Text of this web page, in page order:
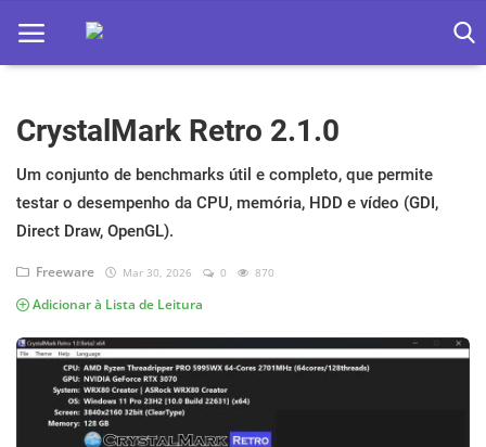
Home
Apps
Ebooks
Games
Web
Música
Jogos hoje na TV
CrystalMark Retro 2.1.0
Um conjunto de benchmarks útil e completo, que permite
testar o desempenho da CPU, memória, HDD e vídeo (GDI,
Direct Draw, OpenGL).
Freeware Mar 30, 2026 0 870
Adicionar à Lista de Leitura